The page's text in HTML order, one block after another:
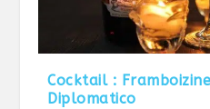
Cocktail :
Diplomatico